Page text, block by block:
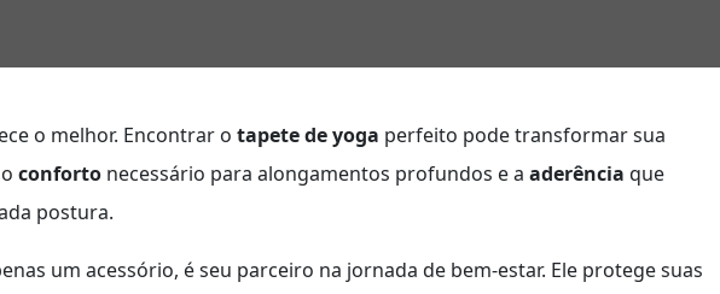
o melhor. Encontrar o tapete de yoga perfeito pode transformar sua
conforto necessário para alongamentos profundos e a aderência que
postura.
um acessório, é seu parceiro na jornada de bem-estar. Ele protege suas